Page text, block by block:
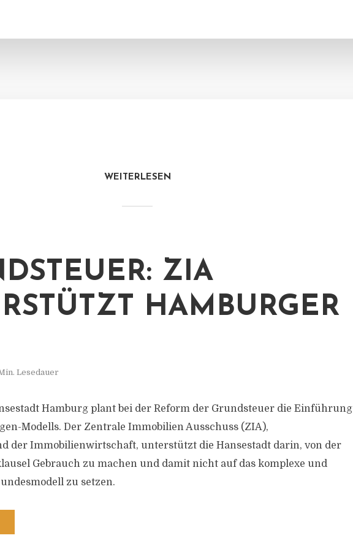
WEITERLESEN
ZIA
HAMBURGER
Lesedauer
Hamburg plant bei der Reform der Grundsteuer die Einführung
Modells. Der Zentrale Immobilien Ausschuss (ZIA),
der Immobilienwirtschaft, unterstützt die Hansestadt darin, von der
Gebrauch zu machen und damit nicht auf das komplexe und
zu setzen.